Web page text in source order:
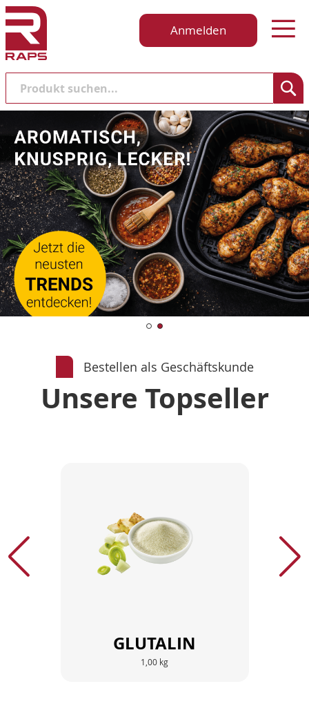
Anmelden
Suche
Bestellen als Geschäftskunde
Unsere Topseller
GLUTALIN
1,00 kg